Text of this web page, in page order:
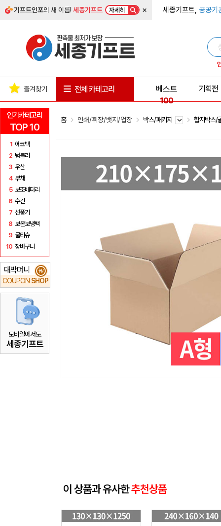
기프트인포의 새 이름!세종기프트 자세히 × 세종기프트, 공공기
인기카테고리
TOP 10
1 에코백
2 텀블러
3 우산
4 부채
5 보조배터리
6 수건
7 선풍기
8 보온보냉백
9 물티슈
10 장바구니
대박머니
COUPON SHOP
₩
모바일에서도
세종기프트
즐겨찾기 전체 카테고리
베스트
100
기획전
홈 인쇄/휘장/뱃지/업장 박스/패키지 합지박스/
이 상품과 유사한추천상품